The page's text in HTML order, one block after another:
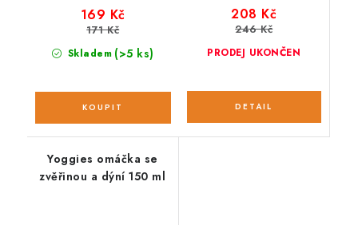
Skladem (>5 ks)
169 Kč
171 Kč
PRODEJ UKONČEN
208 Kč
246 Kč
Yoggies omáčka se
zvěřinou a dýní 150 ml